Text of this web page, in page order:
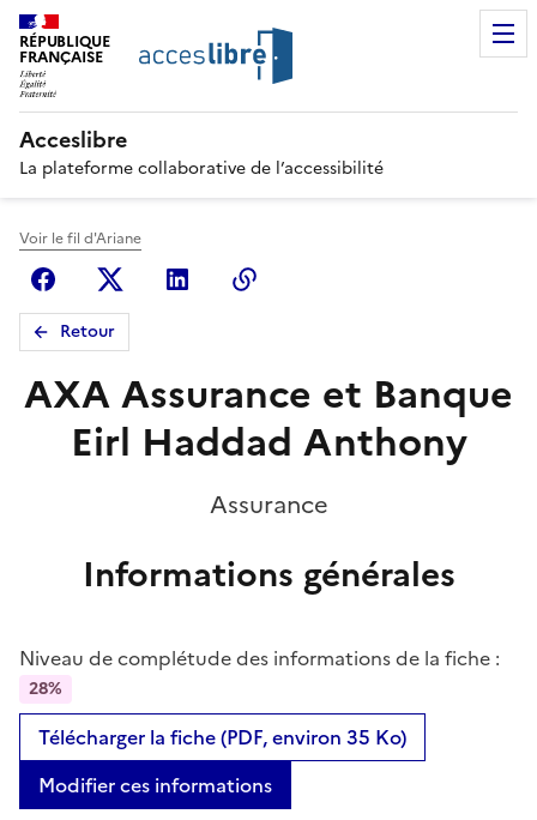
RÉPUBLIQUE
FRANÇAISE
Acceslibre
La plateforme collaborative de l’accessibilité
Voir le fil d'Ariane
FacebookX (anciennement Twitter)
Linkedin
Retour
AXA Assurance et Banque
Eirl Haddad Anthony
Assurance
Informations générales
Niveau de complétude des informations de la fiche :
28%
Télécharger la fiche (PDF, environ 35 Ko)
Modifier ces informations